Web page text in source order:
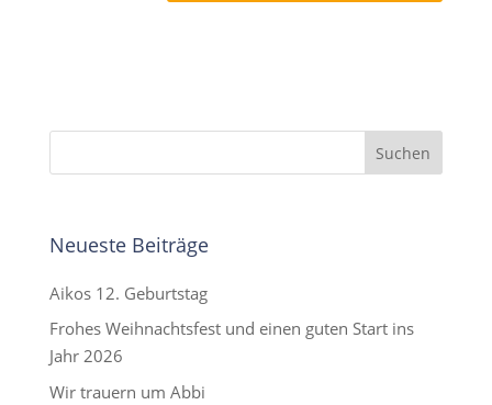
Neueste Beiträge
Aikos 12. Geburtstag
Frohes Weihnachtsfest und einen guten Start ins
Jahr 2026
Wir trauern um Abbi